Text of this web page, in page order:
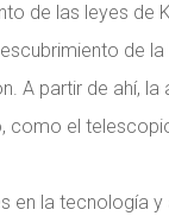
de las leyes de
de la
A partir de ahí, la
como el
en la tecnología